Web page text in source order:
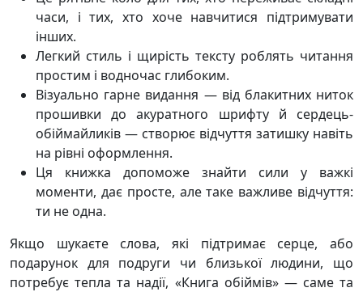
часи, і тих, хто хоче навчитися підтримувати
інших.
Легкий стиль і щирість тексту роблять читання
простим і водночас глибоким.
Візуально гарне видання — від блакитних ниток
прошивки до акуратного шрифту й сердець-
обіймайликів — створює відчуття затишку навіть
на рівні оформлення.
Ця книжка допоможе знайти сили у важкі
моменти, дає просте, але таке важливе відчуття:
ти не одна.
Якщо шукаєте слова, які підтримає серце, або
подарунок для подруги чи близької людини, що
потребує тепла та надії, «Книга обіймів» — саме та